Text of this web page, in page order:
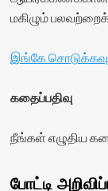
data-
data-
<span
title-
rater-
stars'
votes-
மகிழும்
இங்கே
கதைப்பதிவு
நீங்கள் எழுதிய
போட்டி